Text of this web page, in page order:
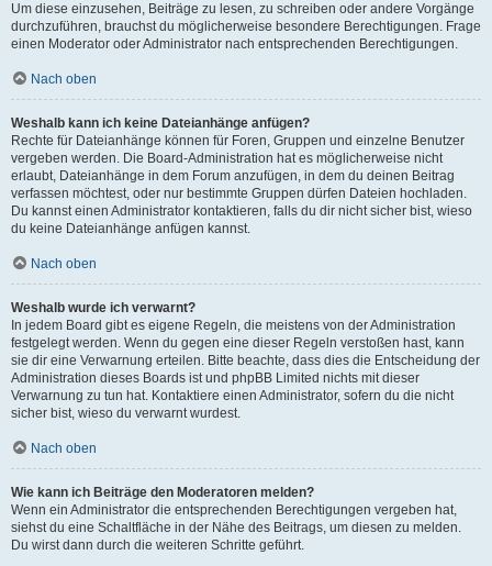
Um diese einzusehen, Beiträge zu lesen, zu schreiben oder andere Vorgänge
durchzuführen, brauchst du möglicherweise besondere Berechtigungen. Frage
einen Moderator oder Administrator nach entsprechenden Berechtigungen.
Nach oben
Weshalb kann ich keine Dateianhänge anfügen?
Rechte für Dateianhänge können für Foren, Gruppen und einzelne Benutzer
vergeben werden. Die Board-Administration hat es möglicherweise nicht
erlaubt, Dateianhänge in dem Forum anzufügen, in dem du deinen Beitrag
verfassen möchtest, oder nur bestimmte Gruppen dürfen Dateien hochladen.
Du kannst einen Administrator kontaktieren, falls du dir nicht sicher bist, wieso
du keine Dateianhänge anfügen kannst.
Nach oben
Weshalb wurde ich verwarnt?
In jedem Board gibt es eigene Regeln, die meistens von der Administration
festgelegt werden. Wenn du gegen eine dieser Regeln verstoßen hast, kann
sie dir eine Verwarnung erteilen. Bitte beachte, dass dies die Entscheidung der
Administration dieses Boards ist und phpBB Limited nichts mit dieser
Verwarnung zu tun hat. Kontaktiere einen Administrator, sofern du die nicht
sicher bist, wieso du verwarnt wurdest.
Nach oben
Wie kann ich Beiträge den Moderatoren melden?
Wenn ein Administrator die entsprechenden Berechtigungen vergeben hat,
siehst du eine Schaltfläche in der Nähe des Beitrags, um diesen zu melden.
Du wirst dann durch die weiteren Schritte geführt.